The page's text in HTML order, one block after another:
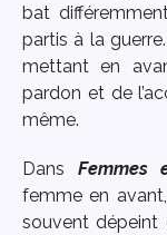
bat
partis à la
mettant en
pardon et de
même.
Dans Femmes
femme en
souvent dépeint